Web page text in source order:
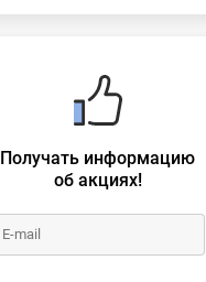
Получать информацию
об акциях!